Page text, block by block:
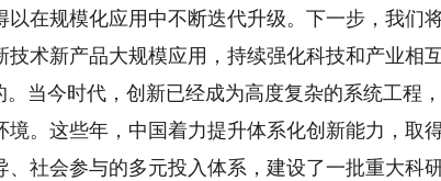
在规模化应用中不断迭代升级。下一步，我们
术新产品大规模应用，持续强化科技和产业相
今时代，创新已经成为高度复杂的系统工程
。这些年，中国着力提升体系化创新能力，取
社会参与的多元投入体系，建设了一批重大科